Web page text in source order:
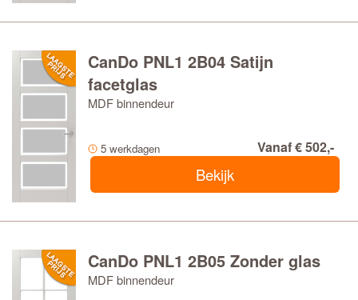
CanDo PNL1 2B04 Satijn
facetglas
MDF binnendeur
5 werkdagen Vanaf € 502,-
Bekijk
CanDo PNL1 2B05 Zonder glas
MDF binnendeur